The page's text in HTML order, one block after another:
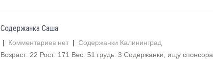
Содержанка Саша
| Комментариев нет | Содержанки Калининград
Возраст: 22 Рост: 171 Вес: 51 грудь: 3 Содержанки, ищу спонсора,